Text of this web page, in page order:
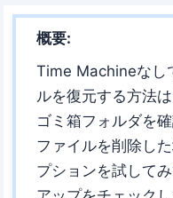
概要:
Time Machineなし
ルを復元する方法
ゴミ箱フォルダを
ファイルを削除し
プションを試して